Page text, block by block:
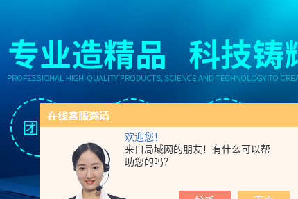
欢迎您！
来自局域网的朋友！有什么可以帮
助您的吗？